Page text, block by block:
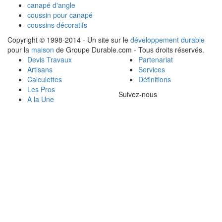
canapé d'angle
coussin pour canapé
coussins décoratifs
Copyright © 1998-2014 - Un site sur le développement durable
pour la maison de Groupe Durable.com - Tous droits réservés.
Devis Travaux
Artisans
Calculettes
Les Pros
A la Une
Partenariat
Services
Définitions
Suivez-nous